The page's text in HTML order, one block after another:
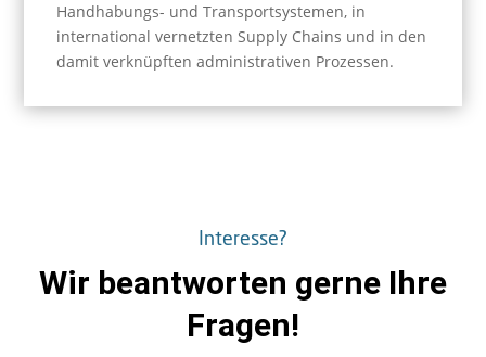
Handhabungs- und Transportsystemen, in
international vernetzten Supply Chains und in den
damit verknüpften administrativen Prozessen.
Interesse?
Wir beantworten gerne Ihre
Fragen!